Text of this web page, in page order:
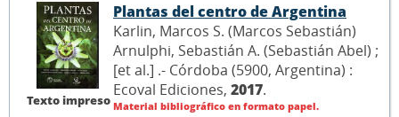
Texto impreso
Plantas del centro de Argentina
Karlin, Marcos S. (Marcos Sebastián)
Arnulphi, Sebastián A. (Sebastián Abel) ;
[et al.] .- Córdoba (5900, Argentina) :
Ecoval Ediciones, 2017.
Material bibliográfico en formato papel.